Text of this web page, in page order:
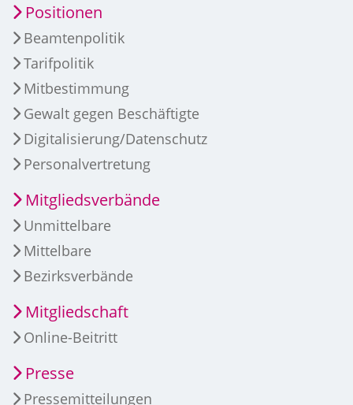
Positionen
Beamtenpolitik
Tarifpolitik
Mitbestimmung
Gewalt gegen Beschäftigte
Digitalisierung/Datenschutz
Personalvertretung
Mitgliedsverbände
Unmittelbare
Mittelbare
Bezirksverbände
Mitgliedschaft
Online-Beitritt
Presse
Pressemitteilungen